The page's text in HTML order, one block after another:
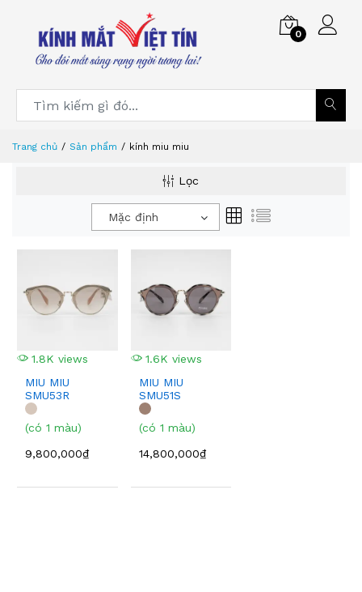
0
Trang chủ Sản phẩm kính miu miu
Lọc
Mặc định
1.8K views
MIU MIU
SMU53R
(có 1 màu)
9,800,000₫
1.6K views
MIU MIU
SMU51S
(có 1 màu)
14,800,000₫